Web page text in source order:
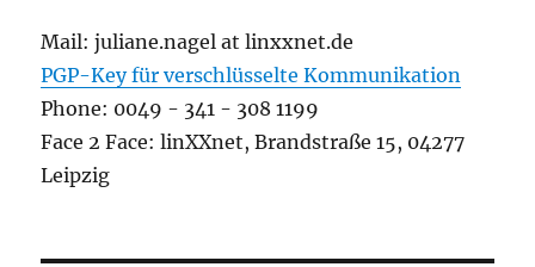
Mail: juliane.nagel at linxxnet.de
PGP-Key für verschlüsselte Kommunikation
Phone: 0049 - 341 - 308 1199
Face 2 Face: linXXnet, Brandstraße 15, 04277
Leipzig